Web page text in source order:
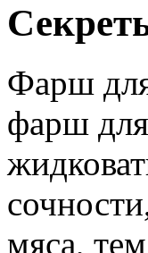
Фарш
фарш
мяса,